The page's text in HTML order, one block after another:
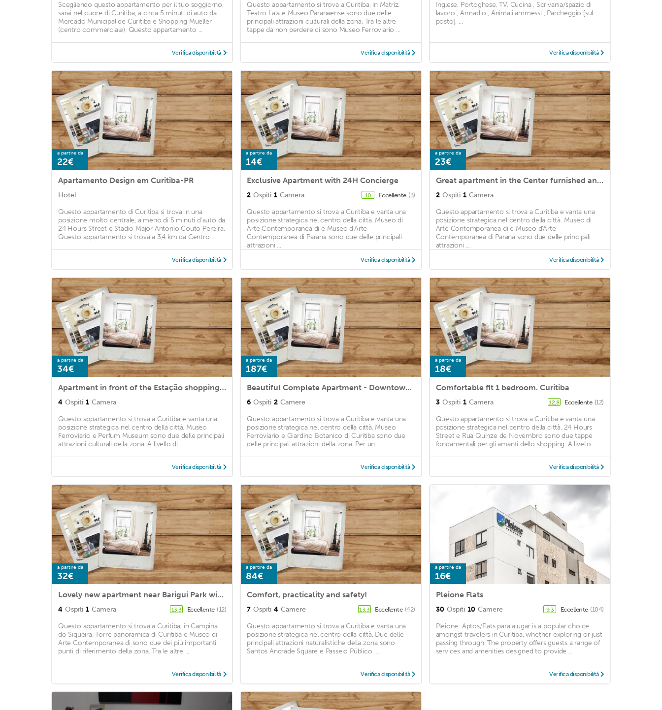
Scegliendo questo appartamento per il tuo soggiorno,
sarai nel cuore di Curitiba, a circa 5 minuti di auto da
Mercado Municipal de Curitiba e Shopping Mueller
(centro commerciale). Questo appartamento ...
Verifica disponibilità
Questo appartamento si trova a Curitiba, in Matriz.
Teatro Lala e Museo Paranaense sono due delle
principali attrazioni culturali della zona. Tra le altre
tappe da non perdere ci sono Museo Ferroviario ...
Verifica disponibilità
Inglese, Portoghese, TV, Cucina , Scrivania/spazio di
lavoro , Armadio , Animali ammessi , Parcheggio [sul
posto], ...
Verifica disponibilità
a partire da
22€
Apartamento Design em Curitiba-PR
Hotel
Questo appartamento di Curitiba si trova in una
posizione molto centrale, a meno di 5 minuti d'auto da
24 Hours Street e Stadio Major Antonio Couto Pereira.
Questo appartamento si trova a 3,4 km da Centro ...
Verifica disponibilità
a partire da
14€
Exclusive Apartment with 24H Concierge
2 Ospiti 1 Camera 10 Eccellente (3)
Questo appartamento si trova a Curitiba e vanta una
posizione strategica nel centro della città. Museo di
Arte Contemporanea di e Museo d'Arte
Contemporanea di Parana sono due delle principali
attrazioni ...
Verifica disponibilità
a partire da
23€
Great apartment in the Center furnished and with garage
2 Ospiti 1 Camera
Questo appartamento si trova a Curitiba e vanta una
posizione strategica nel centro della città. Museo di
Arte Contemporanea di e Museo d'Arte
Contemporanea di Parana sono due delle principali
attrazioni ...
Verifica disponibilità
a partire da
34€
Apartment in front of the Estação shopping mall
4 Ospiti 1 Camera
Questo appartamento si trova a Curitiba e vanta una
posizione strategica nel centro della città. Museo
Ferroviario e Perfum Museum sono due delle principali
attrazioni culturali della zona. A livello di ...
Verifica disponibilità
a partire da
187€
Beautiful Complete Apartment - Downtown Curitiba
6 Ospiti 2 Camere
Questo appartamento si trova a Curitiba e vanta una
posizione strategica nel centro della città. Museo
Ferroviario e Giardino Botanico di Curitiba sono due
delle principali attrazioni della zona. Per un ...
Verifica disponibilità
a partire da
18€
Comfortable fit 1 bedroom. Curitiba
3 Ospiti 1 Camera 12,8 Eccellente (12)
Questo appartamento si trova a Curitiba e vanta una
posizione strategica nel centro della città. 24 Hours
Street e Rua Quinze de Novembro sono due tappe
fondamentali per gli amanti dello shopping. A livello ...
Verifica disponibilità
a partire da
32€
Lovely new apartment near Barigui Park with garage
4 Ospiti 1 Camera 13,3 Eccellente (12)
Questo appartamento si trova a Curitiba, in Campina
do Siqueira. Torre panoramica di Curitiba e Museo di
Arte Contemporanea di sono due dei più importanti
punti di riferimento della zona. Tra le altre ...
Verifica disponibilità
a partire da
84€
Comfort, practicality and safety!
7 Ospiti 4 Camere 13,3 Eccellente (42)
Questo appartamento si trova a Curitiba e vanta una
posizione strategica nel centro della città. Due delle
principali attrazioni naturalistiche della zona sono
Santos Andrade Square e Passeio Público. ...
Verifica disponibilità
a partire da
16€
Pleione Flats
30 Ospiti 10 Camere 9,3 Eccellente (104)
Pleione: Aptos/Flats para alugar is a popular choice
amongst travelers in Curitiba, whether exploring or just
passing through. The property offers guests a range of
services and amenities designed to provide ...
Verifica disponibilità